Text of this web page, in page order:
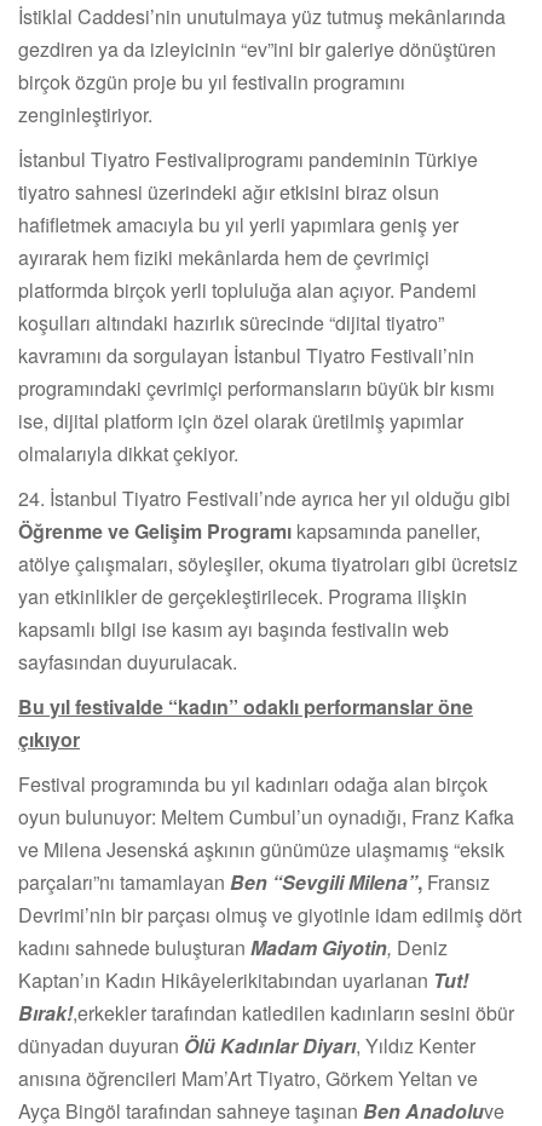
İstiklal Caddesi’nin unutulmaya yüz tutmuş mekânlarında
gezdiren ya da izleyicinin “ev”ini bir galeriye dönüştüren
birçok özgün proje bu yıl festivalin programını
zenginleştiriyor.
İstanbul Tiyatro Festivaliprogramı pandeminin Türkiye
tiyatro sahnesi üzerindeki ağır etkisini biraz olsun
hafifletmek amacıyla bu yıl yerli yapımlara geniş yer
ayırarak hem fiziki mekânlarda hem de çevrimiçi
platformda birçok yerli topluluğa alan açıyor. Pandemi
koşulları altındaki hazırlık sürecinde “dijital tiyatro”
kavramını da sorgulayan İstanbul Tiyatro Festivali’nin
programındaki çevrimiçi performansların büyük bir kısmı
ise, dijital platform için özel olarak üretilmiş yapımlar
olmalarıyla dikkat çekiyor.
24. İstanbul Tiyatro Festivali’nde ayrıca her yıl olduğu gibi
Öğrenme ve Gelişim Programı kapsamında paneller,
atölye çalışmaları, söyleşiler, okuma tiyatroları gibi ücretsiz
yan etkinlikler de gerçekleştirilecek. Programa ilişkin
kapsamlı bilgi ise kasım ayı başında festivalin web
sayfasından duyurulacak.
Bu yıl festivalde “kadın” odaklı performanslar öne
çıkıyor
Festival programında bu yıl kadınları odağa alan birçok
oyun bulunuyor: Meltem Cumbul’un oynadığı, Franz Kafka
ve Milena Jesenská aşkının günümüze ulaşmamış “eksik
parçaları”nı tamamlayan Ben “Sevgili Milena”, Fransız
Devrimi’nin bir parçası olmuş ve giyotinle idam edilmiş dört
kadını sahnede buluşturan Madam Giyotin, Deniz
Kaptan’ın Kadın Hikâyelerikitabından uyarlanan Tut!
Bırak!,erkekler tarafından katledilen kadınların sesini öbür
dünyadan duyuran Ölü Kadınlar Diyarı, Yıldız Kenter
anısına öğrencileri Mam’Art Tiyatro, Görkem Yeltan ve
Ayça Bingöl tarafından sahneye taşınan Ben Anadoluve